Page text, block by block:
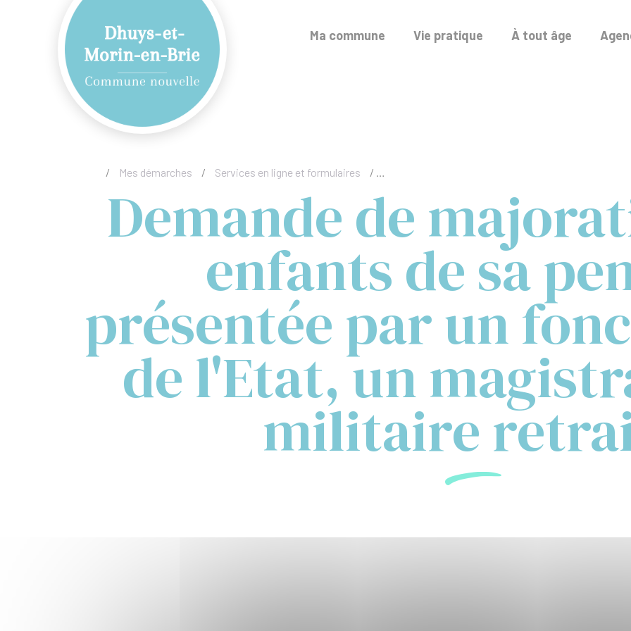
Ma commune Vie pratique À tout âge
/ Mes démarches / Services en ligne et formulaires / Demande de majoration pour enfants de sa
Demande de
enfants de sa
présentée par un
de l'Etat, un
militaire